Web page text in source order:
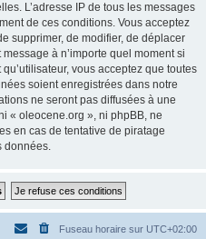
L’adresse IP de tous les messages
de ces conditions. Vous acceptez
supprimer, de modifier, de déplacer
à n’importe quel moment si
vous acceptez que toutes
soient enregistrées dans notre
ne seront pas diffusées à une
« oleocene.org », ni phpBB, ne
en cas de tentative de piratage
données.
Fuseau horaire sur UTC+02:00